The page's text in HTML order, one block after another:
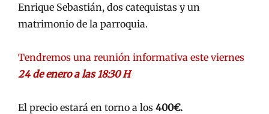
Enrique Sebastián, dos catequistas y un
matrimonio de la parroquia.
Tendremos una reunión informativa este viernes
24 de enero a las 18:30 H
El precio estará en torno a los 400€.